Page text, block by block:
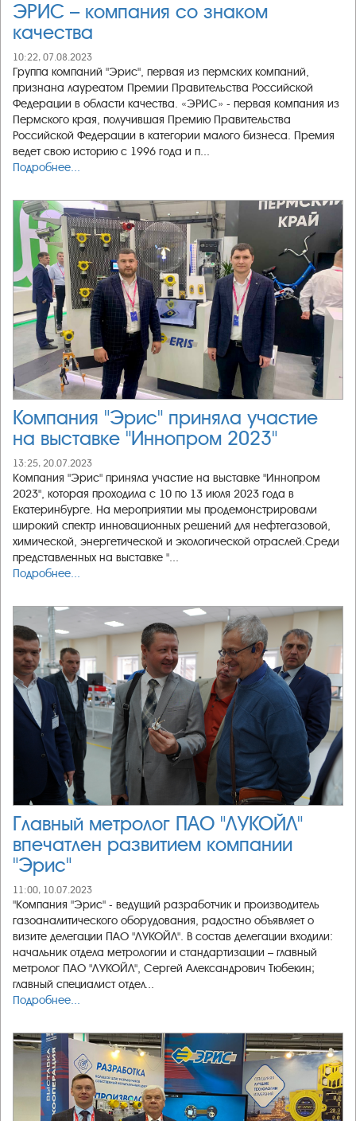
ЭРИС – компания со знаком
качества
10:22, 07.08.2023
Группа компаний "Эрис", первая из пермских компаний,
признана лауреатом Премии Правительства Российской
Федерации в области качества. «ЭРИС» - первая компания из
Пермского края, получившая Премию Правительства
Российской Федерации в категории малого бизнеса. Премия
ведет свою историю с 1996 года и п...
Подробнее...
Компания "Эрис" приняла участие
на выставке "Иннопром 2023"
13:25, 20.07.2023
Компания "Эрис" приняла участие на выставке "Иннопром
2023", которая проходила с 10 по 13 июля 2023 года в
Екатеринбурге. На мероприятии мы продемонстрировали
широкий спектр инновационных решений для нефтегазовой,
химической, энергетической и экологической отраслей.Среди
представленных на выставке "...
Подробнее...
Главный метролог ПАО "ЛУКОЙЛ"
впечатлен развитием компании
"Эрис"
11:00, 10.07.2023
"Компания "Эрис" - ведущий разработчик и производитель
газоаналитического оборудования, радостно объявляет о
визите делегации ПАО "ЛУКОЙЛ". В состав делегации входили:
начальник отдела метрологии и стандартизации – главный
метролог ПАО "ЛУКОЙЛ", Сергей Александрович Тюбекин;
главный специалист отдел...
Подробнее...